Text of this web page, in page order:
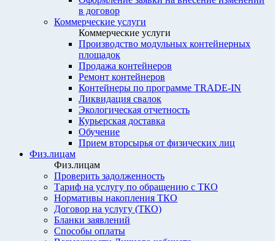
в договор
Коммерческие услуги
Коммерческие услуги
Производство модульных контейнерных
площадок
Продажа контейнеров
Ремонт контейнеров
Контейнеры по программе TRADE-IN
Ликвидация свалок
Экологическая отчетность
Курьерская доставка
Обучение
Прием вторсырья от физических лиц
Физ.лицам
Физ.лицам
Проверить задолженность
Тариф на услугу по обращению с ТКО
Нормативы накопления ТКО
Договор на услугу (ТКО)
Бланки заявлений
Способы оплаты